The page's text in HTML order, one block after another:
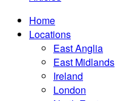
Home
Locations
East Anglia
East Midlands
Ireland
London